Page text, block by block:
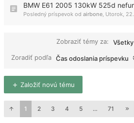
BMW E61 2005 130kW 525d
Posledný príspevok od airbone Utorok,
Zobraziť témy za:
Zoradiť podľa Čas odoslania príspevku
Založiť novú tému
1 2 3 4 5 … 71